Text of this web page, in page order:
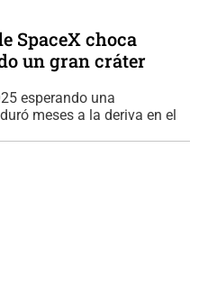
SpaceX choca
un gran cráter
esperando una
meses a la deriva en el